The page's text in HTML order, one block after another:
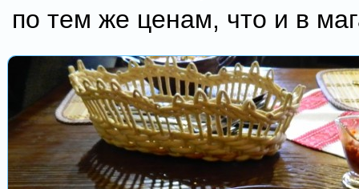
по тем же ценам, что и в